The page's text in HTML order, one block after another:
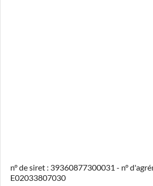
n° de siret : 39360877300031 - n°
E02033807030